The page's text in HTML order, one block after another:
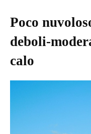
Poco
deboli-
calo